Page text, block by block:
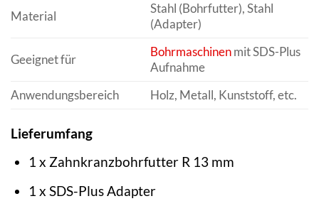
Material
Stahl (Bohrfutter), Stahl
(Adapter)
Geeignet für
Bohrmaschinenmit SDS-Plus
Aufnahme
Anwendungsbereich
Holz, Metall, Kunststoff, etc.
Lieferumfang
1 x Zahnkranzbohrfutter R 13 mm
1 x SDS-Plus Adapter